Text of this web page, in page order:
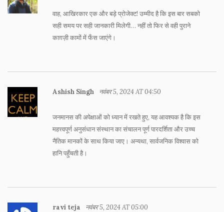
वाह, आखिरकार एक और बड़े प्रोजेक्ट! उम्मीद है कि इस बार सबको
सही समय पर सही जानकारी मिलेगी… नहीं तो फिर से वही पुराने
काग़ज़ी कामों में फँस जाएंगे।
Ashish Singh नवंबर 5, 2024 AT 04:50
जनमानस की अपेक्षाओं को ध्यान में रखते हुए, यह आवश्यक है कि इस
महत्त्वपूर्ण अनुसंधान संस्थान का संचालन पूर्ण पारदर्शिता और उच्च
नैतिक मानकों के साथ किया जाए। अन्यथा, सार्वजनिक विश्वास को
हानि पहुँचती है।
ravi teja नवंबर 5, 2024 AT 05:00